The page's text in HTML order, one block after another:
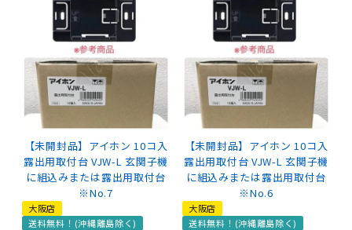
【未開封品】アイホン 10コ入
露出用取付台 VJW-L 玄関子機
に組込みまたは露出用取付台
※No.7
大阪店
送料無料！(沖縄離島除く)
【未開封品】アイホン 10コ入
露出用取付台 VJW-L 玄関子機
に組込みまたは露出用取付台
※No.6
大阪店
送料無料！(沖縄離島除く)